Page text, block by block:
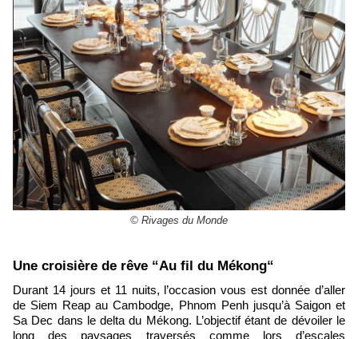
© Rivages du Monde
​Une croisière de rêve “Au fil du Mékong“
Durant 14 jours et 11 nuits, l’occasion vous est donnée d’aller
de Siem Reap au Cambodge, Phnom Penh jusqu’à Saigon et
Sa Dec dans le delta du Mékong. L’objectif étant de dévoiler le
long des paysages traversés comme lors d’escales